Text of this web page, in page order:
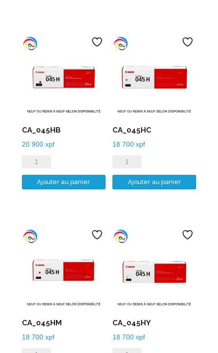
CA_045HB
20 900 xpf
quantité
de
CA_045HB
Ajouter au panier
CA_045HC
18 700xpf
quantité
de
CA_045HC
Ajouter au panier
CA_045HM
18 700 xpf
CA_045HY
18 700xpf